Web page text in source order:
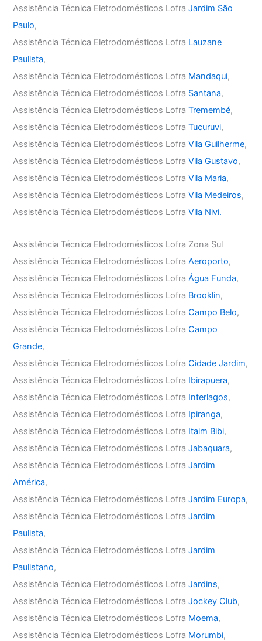
Assistência Técnica Eletrodomésticos LofraJardim São
Paulo,
Assistência Técnica Eletrodomésticos Lofra Lauzane
Paulista,
Assistência Técnica Eletrodomésticos Lofra Mandaqui,
Assistência Técnica Eletrodomésticos Lofra Santana,
Assistência Técnica Eletrodomésticos LofraTremembé,
Assistência Técnica Eletrodomésticos LofraTucuruvi,
Assistência Técnica Eletrodomésticos LofraVila Guilherme,
Assistência Técnica Eletrodomésticos LofraVila Gustavo,
Assistência Técnica Eletrodomésticos LofraVila Maria,
Assistência Técnica Eletrodomésticos LofraVila Medeiros,
Assistência Técnica Eletrodomésticos LofraVila Nivi.
Assistência Técnica Eletrodomésticos Lofra Zona Sul
Assistência Técnica Eletrodomésticos LofraAeroporto,
Assistência Técnica Eletrodomésticos LofraÁgua Funda,
Assistência Técnica Eletrodomésticos Lofra Brooklin,
Assistência Técnica Eletrodomésticos LofraCampo Belo,
Assistência Técnica Eletrodomésticos LofraCampo
Grande,
Assistência Técnica Eletrodomésticos LofraCidade Jardim,
Assistência Técnica Eletrodomésticos Lofra Ibirapuera,
Assistência Técnica Eletrodomésticos Lofra Interlagos,
Assistência Técnica Eletrodomésticos Lofra Ipiranga,
Assistência Técnica Eletrodomésticos Lofra Itaim Bibi,
Assistência Técnica Eletrodomésticos LofraJabaquara,
Assistência Técnica Eletrodomésticos LofraJardim
América,
Assistência Técnica Eletrodomésticos LofraJardim Europa,
Assistência Técnica Eletrodomésticos LofraJardim
Paulista,
Assistência Técnica Eletrodomésticos LofraJardim
Paulistano,
Assistência Técnica Eletrodomésticos LofraJardins,
Assistência Técnica Eletrodomésticos LofraJockey Club,
Assistência Técnica Eletrodomésticos Lofra Moema,
Assistência Técnica Eletrodomésticos Lofra Morumbi,